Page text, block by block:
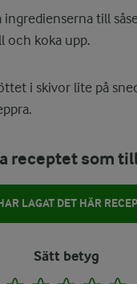
ingredienserna till
och koka upp.
i skivor lite på
receptet som
LAGAT DET HÄR
Sätt betyg